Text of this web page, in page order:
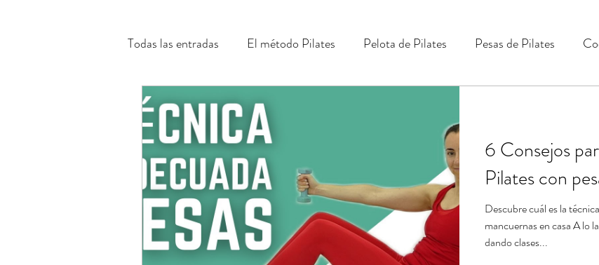
Todas las entradas El método Pilates Pelota de Pilates Pesas de Pilates
Aro mágico de Pilates
Consejos para una vida saludable Tablas de ejercicios en pdf
6 Consejos
Pilates con
Descubre cuál es la
mancuernas en casa A lo
dando clases...